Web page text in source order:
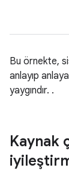
Bu örnekte,
anlayıp
yaygındır. .
Kaynak